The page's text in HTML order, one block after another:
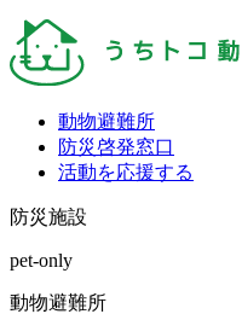
動物避難所
防災啓発窓口
活動を応援する
防災施設
pet-only
動物避難所